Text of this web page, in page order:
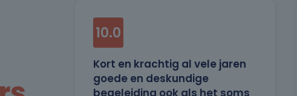
de
10.0
Kort en krachtig al vele jaren
goede en deskundige